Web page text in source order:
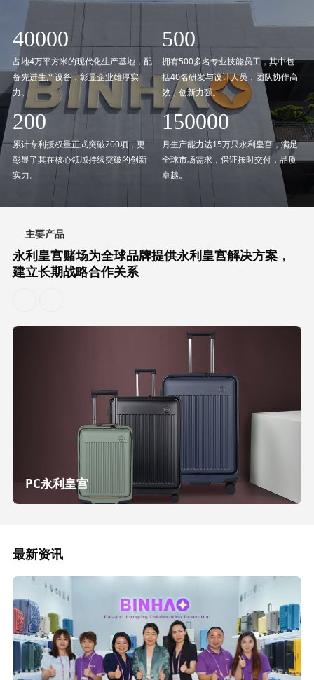
40000
占地4万平方米的现代化生产基地，配
备先进生产设备，彰显企业雄厚实
力。
500
拥有500多名专业技能员工，其中包
括40名研发与设计人员，团队协作高
效，创新力强。
200
累计专利授权量正式突破200项，更
彰显了其在核心领域持续突破的创新
实力。
150000
月生产能力达15万只永利皇宫，满足
全球市场需求，保证按时交付，品质
卓越。
主要产品
永利皇宫赌场为全球品牌提供永利皇宫解决方案，
建立长期战略合作关系
PC永利皇宫
最新资讯